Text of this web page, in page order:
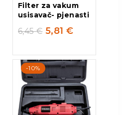
Filter za vakum
usisavač- pjenasti
6,45€ 5,81 €
-10%